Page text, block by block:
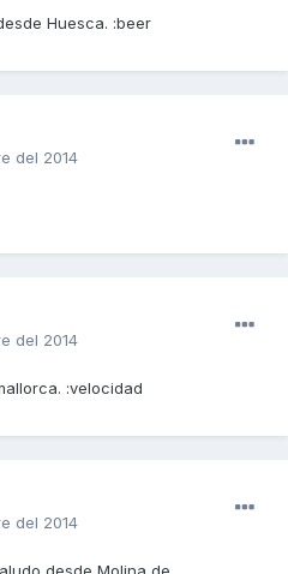
Huesca. :beer
del 2014
del 2014
:velocidad
del 2014